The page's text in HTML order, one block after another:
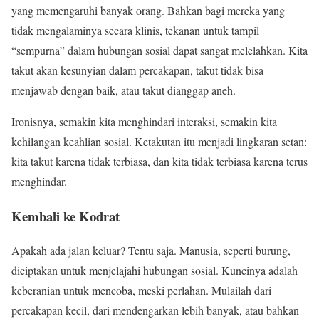
yang memengaruhi banyak orang. Bahkan bagi mereka yang
tidak mengalaminya secara klinis, tekanan untuk tampil
“sempurna” dalam hubungan sosial dapat sangat melelahkan. Kita
takut akan kesunyian dalam percakapan, takut tidak bisa
menjawab dengan baik, atau takut dianggap aneh.
Ironisnya, semakin kita menghindari interaksi, semakin kita
kehilangan keahlian sosial. Ketakutan itu menjadi lingkaran setan:
kita takut karena tidak terbiasa, dan kita tidak terbiasa karena terus
menghindar.
Kembali ke Kodrat
Apakah ada jalan keluar? Tentu saja. Manusia, seperti burung,
diciptakan untuk menjelajahi hubungan sosial. Kuncinya adalah
keberanian untuk mencoba, meski perlahan. Mulailah dari
percakapan kecil, dari mendengarkan lebih banyak, atau bahkan